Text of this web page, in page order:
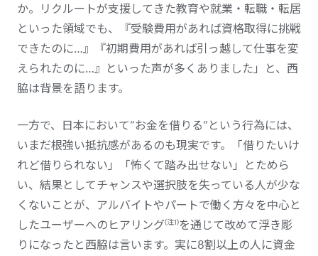
か。リクルートが支援してきた教育や就業・転職・転居
といった領域でも、『受験費用があれば資格取得に挑戦
できたのに…』『初期費用があれば引っ越して仕事を変
えられたのに…』といった声が多くありました」と、西
脇は背景を語ります。
一方で、日本において”お金を借りる”という行為には、
いまだ根強い抵抗感があるのも現実です。「借りたいけ
れど借りられない」「怖くて踏み出せない」とためら
い、結果としてチャンスや選択肢を失っている人が少な
くないことが、アルバイトやパートで働く方々を中心と
したユーザーへのヒアリング(注1)を通じて改めて浮き彫
りになったと西脇は言います。実に8割以上の人に資金